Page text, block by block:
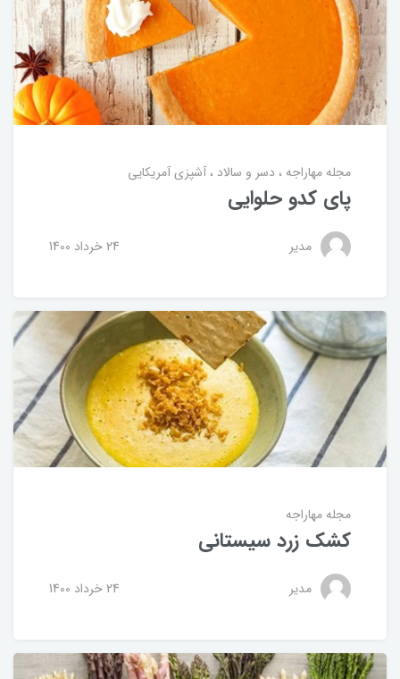
مجله مهاراجه دسر و سالاد آشپزی آمریکایی
پای کدو حلوایی
مدیر 24 خرداد 1400
مجله مهاراجه
کشک زرد سیستانی
مدیر 24 خرداد 1400